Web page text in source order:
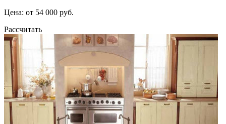
Цена: от 54 000 руб.
Рассчитать